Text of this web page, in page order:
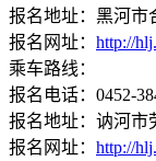
报名地址：黑河市
报名网址： http://
乘车路线：
报名电话：0452-
报名地址：讷河市
报名网址： http://